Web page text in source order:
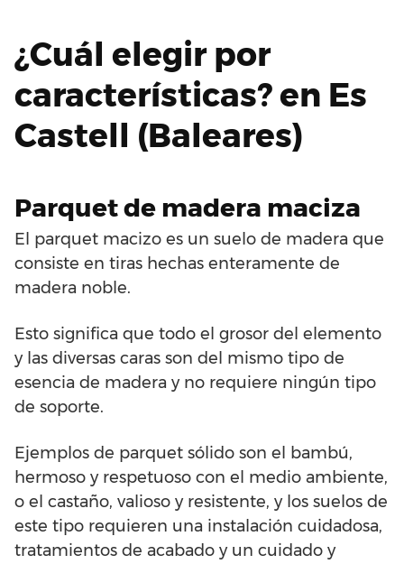
¿Cuál elegir por
características? en Es
Castell (Baleares)
Parquet de madera maciza
El parquet macizo es un suelo de madera que
consiste en tiras hechas enteramente de
madera noble.
Esto significa que todo el grosor del elemento
y las diversas caras son del mismo tipo de
esencia de madera y no requiere ningún tipo
de soporte.
Ejemplos de parquet sólido son el bambú,
hermoso y respetuoso con el medio ambiente,
o el castaño, valioso y resistente, y los suelos de
este tipo requieren una instalación cuidadosa,
tratamientos de acabado y un cuidado y